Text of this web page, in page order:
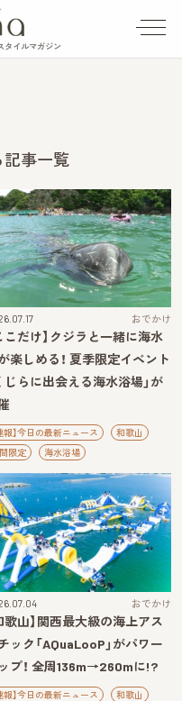
タイルマガジン
記事一覧
おでかけ
こだけ】クジラと一緒に海水
楽しめる！ 夏季限定イベント
じらに出会える海水浴場」が
報】今日の最新ニュース
和歌山
限定
海水浴場
おでかけ
歌山】関西最大級の海上アス
ック「AQuaLooP」がパワー
プ！ 全周136m→260mに!?
報】今日の最新ニュース
和歌山